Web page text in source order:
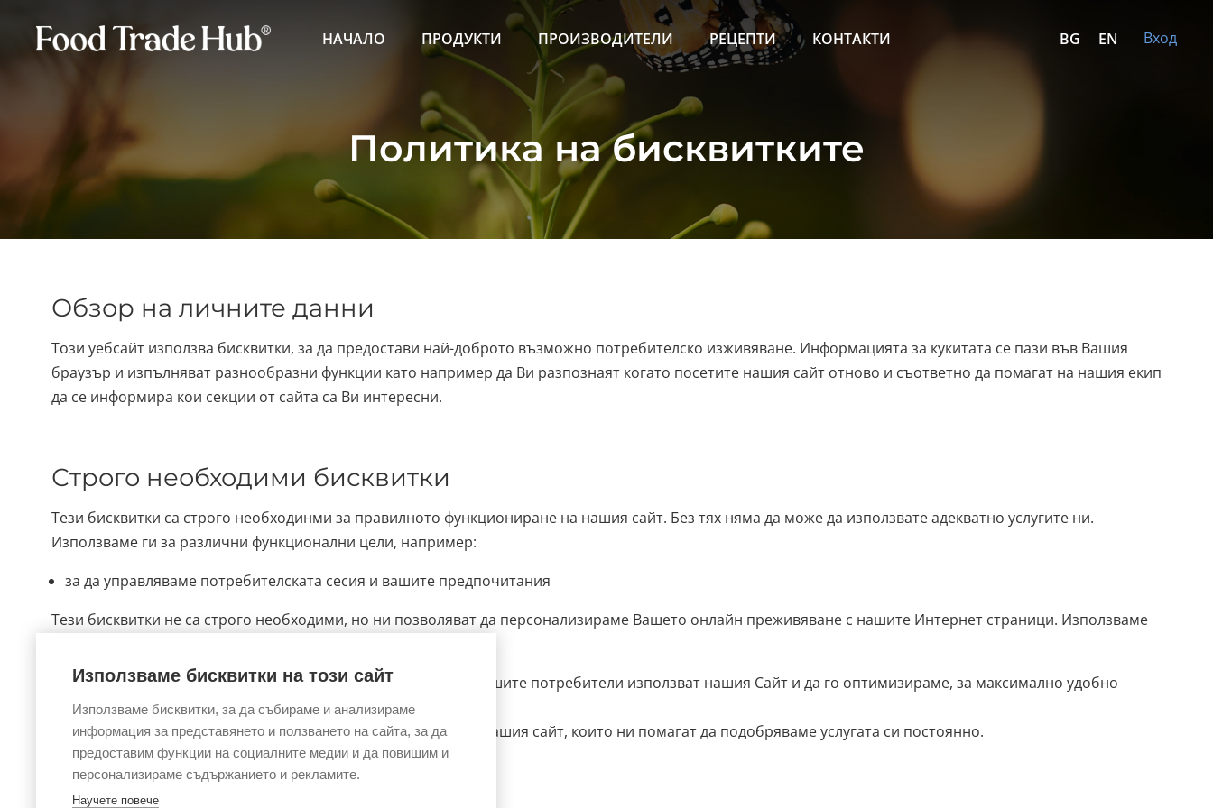
BG EN
НАЧАЛО ПРОДУКТИ ПРОИЗВОДИТЕЛИ РЕЦЕПТИ КОНТАКТИ Вход
Политика на бисквитките
Обзор на личните данни
Този уебсайт използва бисквитки, за да предостави най-доброто възможно потребителско изживяване. Информацията за кукитата се пази във Вашия
браузър и изпълняват разнообразни функции като например да Ви разпознаят когато посетите нашия сайт отново и съответно да помагат на нашия екип
да се информира кои секции от сайта са Ви интересни.
Строго необходими бисквитки
Тези бисквитки са строго необходинми за правилното функциониране на нашия сайт. Без тях няма да може да използвате адекватно услугите ни.
Използваме ги за различни функционални цели, например:
за да управляваме потребителската сесия и вашите предпочитания
Тези бисквитки не са строго необходими, но ни позволяват да персонализираме Вашето онлайн преживяване с нашите Интернет страници. Използваме
за да запомним детайли относно устройстовто, от което нашите потребители използват нашия Сайт и да го оптимизираме, за максимално удобно
използване през Вашето устройство;
За да виждамеанонимнистатистики за използването на нашия сайт, които ни помагат да подобряваме услугата си постоянно.
Използваме бисквитки на този сайт
Използваме бисквитки, за да събираме и анализираме
информация за представянето и ползването на сайта, за да
предоставим функции на социалните медии и да повишим и
персонализираме съдържанието и рекламите.
Научете повече